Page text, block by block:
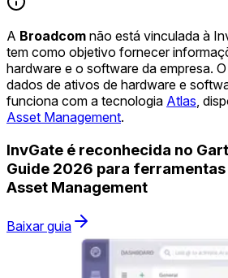
A Broadcom não está vinculada à
tem como objetivo fornecer
hardware e o software da empresa. O
dados de ativos de hardware e
funciona com a tecnologia Atlas ,
Asset Management.
InvGate é reconhecida no
Guide 2026 para
Asset Management
Baixar guia